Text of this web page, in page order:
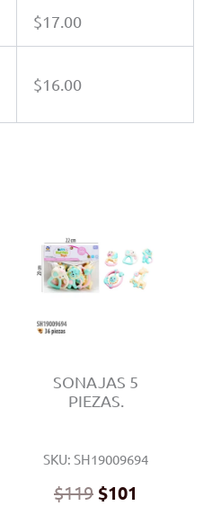
$17.00
$16.00
SONAJAS 5
PIEZAS.
SKU: SH19009694
$119 $101